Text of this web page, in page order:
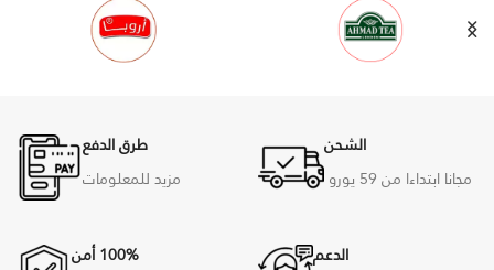
الشحن
مجانا ابتداءا من 59
يورو
طرق الدفع
مزيد للمعلومات
الدعم
100% أمن